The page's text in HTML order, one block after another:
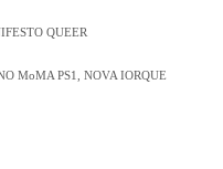
QUEER
MoMA PS1, NOVA IORQUE